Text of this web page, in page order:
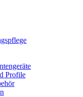
Profile